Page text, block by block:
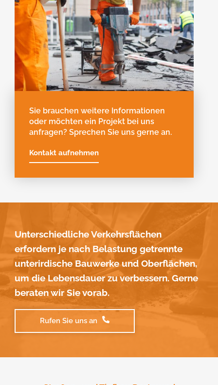
Sie brauchen weitere Informationen
oder möchten ein Projekt bei uns
anfragen? Sprechen Sie uns gerne an.
Kontakt aufnehmen
Unterschiedliche Verkehrsflächen
erfordern je nach Belastung getrennte
unterirdische Bauwerke und Oberflächen,
um die Lebensdauer zu verbessern. Gerne
beraten wir Sie vorab.
Rufen Sie uns an